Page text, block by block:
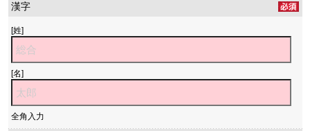
漢字
[姓]
[名]
全角入力